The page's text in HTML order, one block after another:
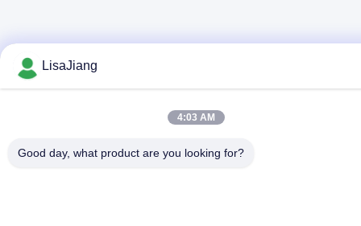
LisaJiang
4:03 AM
Good day, what product are you looking for?